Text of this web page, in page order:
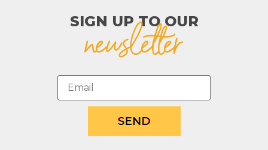
SIGN UP TO OUR​
newsletter